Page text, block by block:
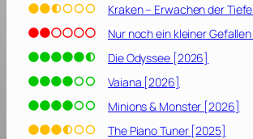
Kraken – Erwachen der
Nur noch ein kleiner
Die Odyssee [2026]
Vaiana [2026]
Minions & Monster [2026]
The Piano Tuner [2025]